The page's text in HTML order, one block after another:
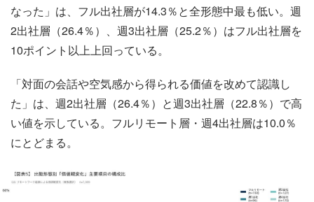
なった」は、フル出社層が14.3％と全形態中最も低い。週
2出社層（26.4％）、週3出社層（25.2％）はフル出社層を
10ポイント以上上回っている。
「対面の会話や空気感から得られる価値を改めて認識し
た」は、週2出社層（26.4％）と週3出社層（22.8％）で高
い値を示している。フルリモート層・週4出社層は10.0％
にとどまる。